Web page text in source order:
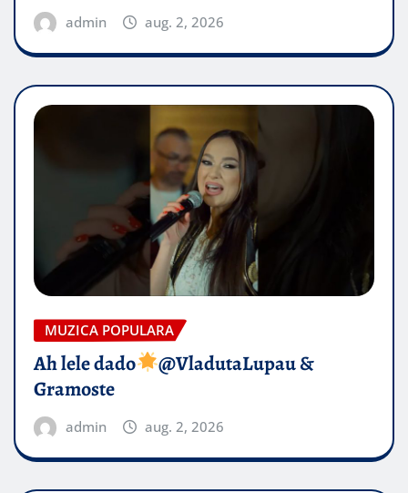
admin aug. 2, 2026
MUZICA POPULARA
Ah lele dado​
@VladutaLupau &
Gramoste
admin aug. 2, 2026